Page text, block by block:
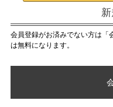
会員登録がお済みでない方は「
は無料になります。